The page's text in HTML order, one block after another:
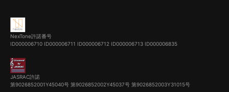
NexTone許諾番号
ID000006710 ID000006711 ID000006712 ID000006713 ID000006835
JASRAC許諾
第9026852001Y45040号 第9026852002Y45037号 第9026852003Y31015号